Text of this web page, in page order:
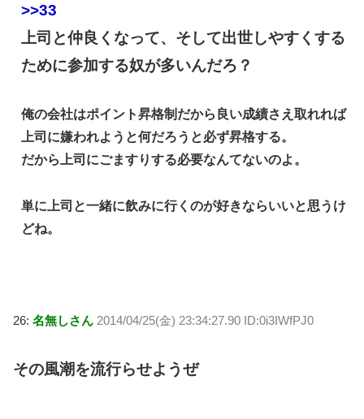
>>33
上司と仲良くなって、そして出世しやすくする
ために参加する奴が多いんだろ？
俺の会社はポイント昇格制だから良い成績さえ取れれば
上司に嫌われようと何だろうと必ず昇格する。
だから上司にごますりする必要なんてないのよ。
単に上司と一緒に飲みに行くのが好きならいいと思うけ
どね。
26: 名無しさん 2014/04/25(金) 23:34:27.90 ID:0i3IWfPJ0
その風潮を流行らせようぜ